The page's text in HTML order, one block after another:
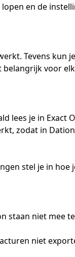
en de
Tevens kun
belangrijk voor
lees je in Exact
zodat in
stel je in
staan niet mee
niet